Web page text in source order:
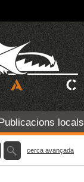
locals
cerca avançada